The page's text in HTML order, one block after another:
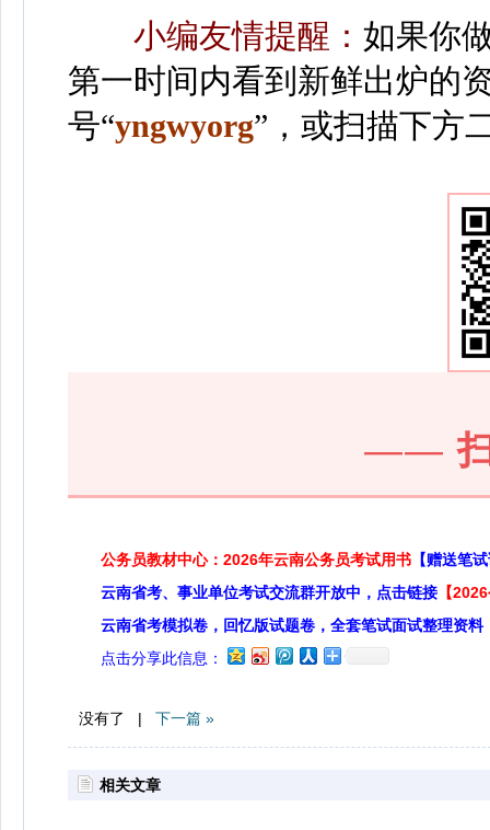
小编友情提醒： 如果你
第一时间内看到新鲜出炉的
号“yngwyorg” ，或扫描下方
——
公务员教材中心：2026年云南公务员考试用书 【赠送笔
云南省考、事业单位考试交流群开放中，点击链接 【
云南省考模拟卷，回忆版试题卷，全套笔试面试整理资料
点击分享此信息：
没有了 | 下一篇 »
相关文章